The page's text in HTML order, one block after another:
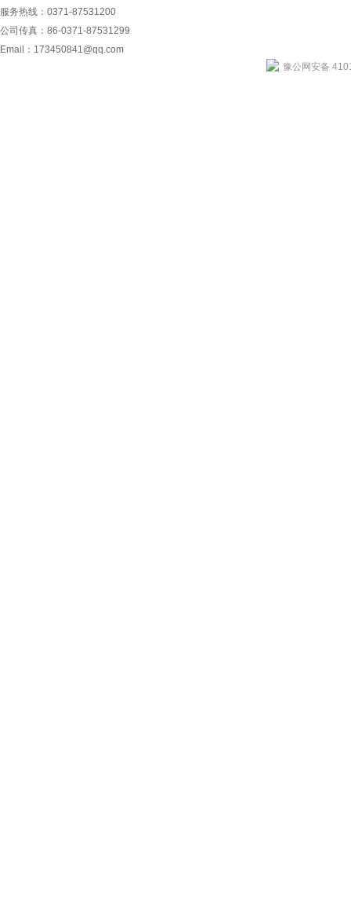
服务热线：0371-87531200
公司传真：86-0371-87531299
Email： 173450841@qq.com
豫公网安备